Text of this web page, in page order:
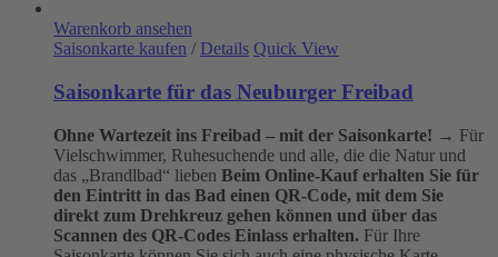
Warenkorb ansehen
Saisonkarte kaufen / Details Quick View
Saisonkarte für das Neuburger Freibad
Ohne Wartezeit ins Freibad – mit der Saisonkarte! → Für
Vielschwimmer, Ruhesuchende und alle, die die Natur und
das „Brandlbad“ lieben Beim Online-Kauf erhalten Sie für
den Eintritt in das Bad einen QR-Code, mit dem Sie
direkt zum Drehkreuz gehen können und über das
Scannen des QR-Codes Einlass erhalten. Für Ihre